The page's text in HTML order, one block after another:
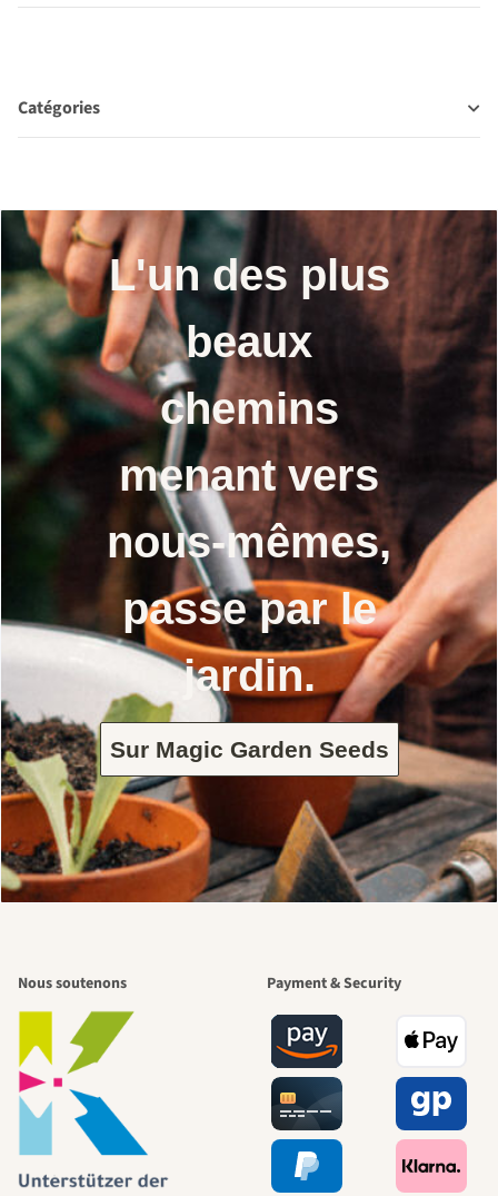
Catégories
L'un des plus
beaux
chemins
menant vers
nous-mêmes,
passe par le
jardin.
Sur Magic Garden Seeds
Nous soutenons Payment & Security